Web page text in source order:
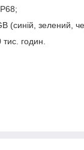
(синій, зелений,
годин.